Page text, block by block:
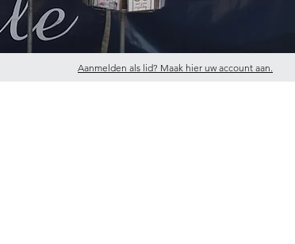
Aanmelden als lid? Maak hier uw account aan.